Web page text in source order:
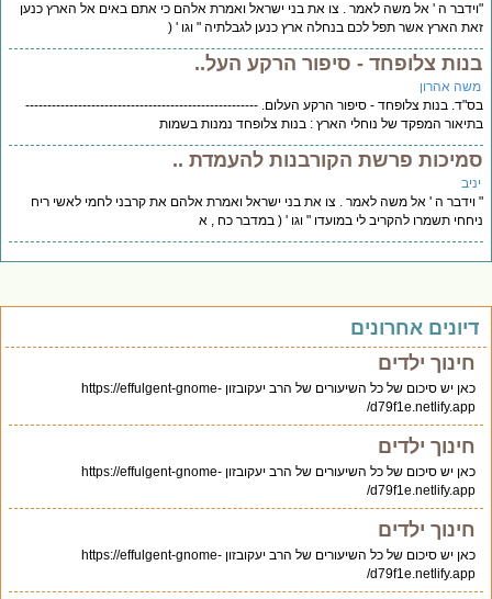
ה ' אל משה לאמר . צו את בני ישראל ואמרת אלהם כי אתם באים אל הארץ כנען
הארץ אשר תפל לכם בנחלה ארץ כנען לגבלתיה " וגו ' (
צלופחד - סיפור הרקע העל..
אהרון
בנות צלופחד - סיפור הרקע העלום. -----------------------------------------------------
המפקד של נוחלי הארץ : בנות צלופחד נמנות בשמות
פרשת הקורבנות להעמדת ..
ה ' אל משה לאמר . צו את בני ישראל ואמרת אלהם את קרבני לחמי לאשי ריח
תשמרו להקריב לי במועדו " וגו ' ( במדבר כח , א
אחרונים
חינוך ילדים
כאן יש סיכום של כל השיעורים של הרב יעקובזון https://effulgent-gnome-
d79f1e.netlify.app/
חינוך ילדים
כאן יש סיכום של כל השיעורים של הרב יעקובזון https://effulgent-gnome-
d79f1e.netlify.app/
חינוך ילדים
כאן יש סיכום של כל השיעורים של הרב יעקובזון https://effulgent-gnome-
d79f1e.netlify.app/